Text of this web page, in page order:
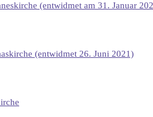
(entwidmet am 31. Januar
(entwidmet 26. Juni 2021)